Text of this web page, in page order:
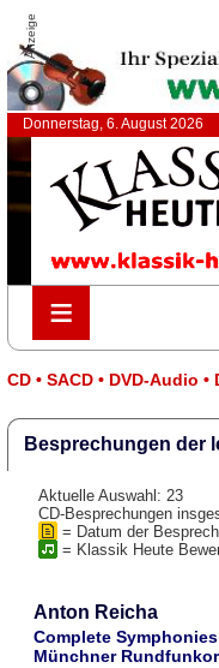
Anzeige
Donnerstag, 6. August 2026
≡
≡
CD • SACD • DVD-Audio •
Besprechungen der
Aktuelle Auswahl: 23
CD-Besprechungen
= Datum der
= Klassik Heute
Anton Reicha
Complete
Münchner